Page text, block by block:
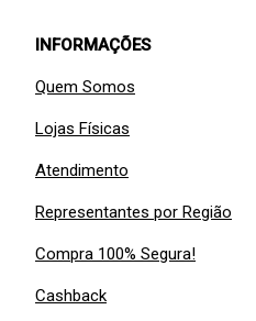
INFORMAÇÕES
Quem Somos
Lojas Físicas
Atendimento
Representantes por Região
Compra 100% Segura!
Cashback